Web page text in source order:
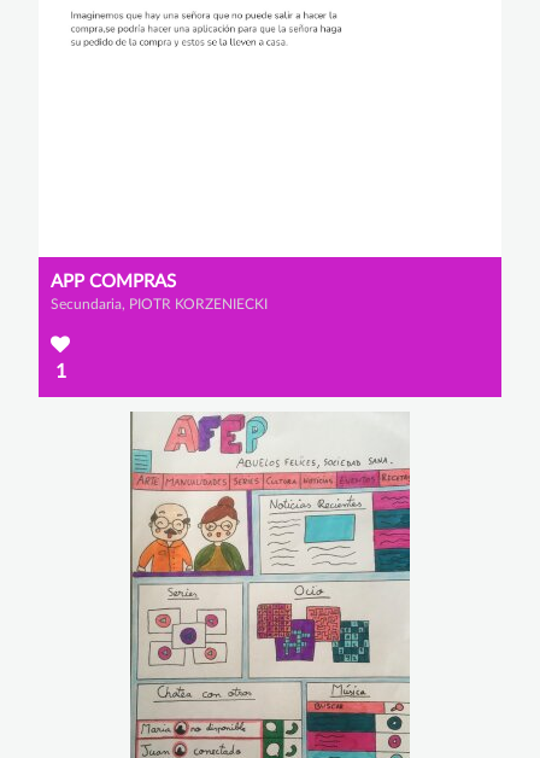
APP COMPRAS
Secundaria, PIOTR KORZENIECKI
1